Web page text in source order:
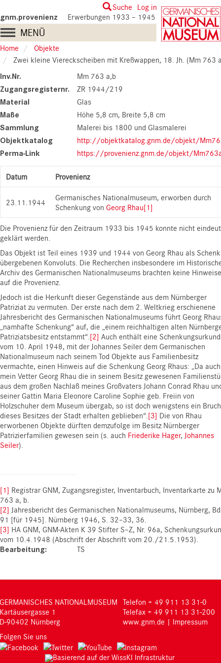
to
main
content
User
account
menu
Suche Log in
gnm.provenienz Erwerbungen 1933 – 1945
Main
navigation
MENÜ
Home
Objekte
Zwei kleine Viereckscheiben mit Kreßwappen, 18. Jh. (Mm 763
Inv.Nr. Mm 763 a,b
Zugangsregisternr. ZR 1944/219
Material Glas
Maße Höhe 5,8 cm Breite 5,8 cm
Sammlung Malerei bis 1800 und Glasmalerei
Objektkatalog http://objektkatalog.gnm.de/objekt/
Perma-Link https://provenienz.gnm.de/objekt/
Datum Provenienz
23.11.1944
Germanisches Nationalmuseum, erworben durch
Schenkung von Georg Rhau[1]
Die Provenienz für den Zeitraum 1933 bis 1945 konnte nicht
geklärt werden.
Das Objekt ist Teil eines 1939 und 1944 von Georg Rhau als
übergebenen Konvoluts. Die Recherchen insbesondere im
Archiv des Germanischen Nationalmuseums brachten keine Hinweise
auf die Provenienz.
Jedoch ist die Herkunft dieser Gegenstände aus dem Nürnberger
Patriziat zu vermuten. Der erste nach dem 2. Weltkrieg erschienene
Jahresbericht des Germanischen Nationalmuseums führt Georg
„namhafte Schenkung“ auf, die „einem reichhaltigen alten
Patriziatsbesitz entstammt“. [2] Auch enthält eine
vom 10. April 1948, mit der Johannes Seiler dem Germanischen
Nationalmuseum nach seinem Tod Objekte aus Familienbesitz
vermachte, einen Hinweis auf die Schenkung Georg Rhaus: „Da auch
mein Vetter Georg Rhau die in seinem Besitz gewesenen
aus dem großen Nachlaß meines Großvaters Johann Conrad Rhau
seiner Gattin Maria Eleonore Caroline Sophie geb. Freiin von
Holzschuher dem Museum übergab, so ist doch wenigstens ein
dieses Besitzes der Stadt erhalten geblieben“. [3] Die von Rhau
erworbenen Objekte dürften demzufolge im Besitz Nürnberger
Patrizierfamilien gewesen sein (s. auch Friederike Hager, Johannes
Seiler).
[1] Registrar GNM, Zugangsregister, Inventarbuch, Inventarkarte zu
763 a, b.
[2] Jahresbericht des Germanischen Nationalmuseums, Nürnberg,
91 [für 1945]. Nürnberg 1946, S. 32–33, 36.
[3] HA GNM, GNM-Akten K 39 Stifter S–Z, Nr. 96a,
vom 10.4.1948 (Abschrift der Abschrift vom 20./21.5.1953).
Bearbeitung TS
GERMANISCHES NATIONALMUSEUM
Kartäusergasse 1
D-90402 Nürnberg
Telefon + 49 911 13 31-0
Telefax + 49 911 13 31-200
www.gnm.de | Impressum
Folgen Sie uns
Basierend auf der WissKI Infrastruktur